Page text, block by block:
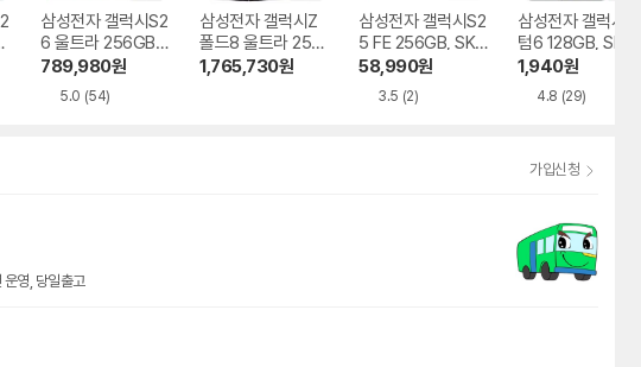
삼성전자 갤럭시S2
6 울트라 256GB,
SKT 기기변경 완납
789,980원
5.0 (54)
삼성전자 갤럭시Z
폴드8 울트라 256
GB, SKT 기기변경
1,765,730원
삼성전자 갤럭시S2
5 FE 256GB, SKT
기기변경 완납
58,990원
3.5 (2)
삼성전자 갤럭시 퀀
텀6 128GB, SKT
기기변경 완납
1,940원
4.8 (29)
가입신청
영, 당일출고